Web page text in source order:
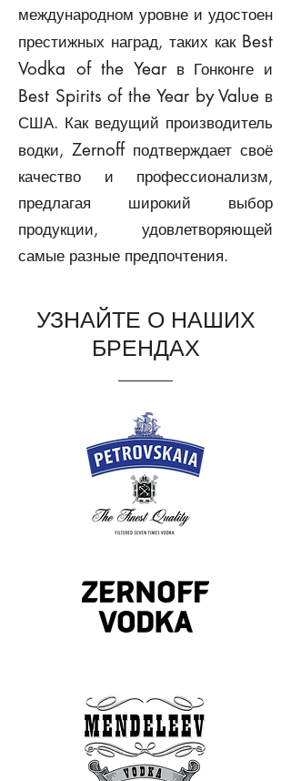
международном уровне и удостоен
престижных наград, таких как Best
Vodka of the Year в Гонконге и
Best Spirits of the Year by Value в
США. Как ведущий производитель
водки, Zernoff подтверждает своё
качество и профессионализм,
предлагая широкий выбор
продукции, удовлетворяющей
самые разные предпочтения.
УЗНАЙТЕ О НАШИХ
БРЕНДАХ